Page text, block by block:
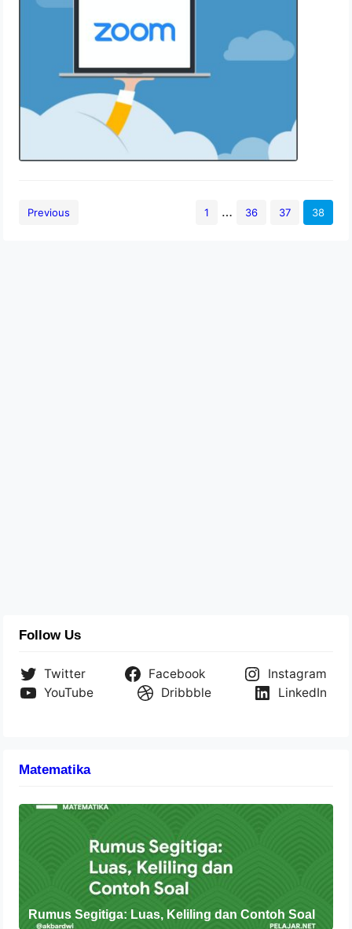
Previous 1 … 36 37 38
Follow Us
Twitter Facebook
Instagram
YouTube
Dribbble LinkedIn
Matematika
Rumus Segitiga: Luas, Keliling dan Contoh Soal